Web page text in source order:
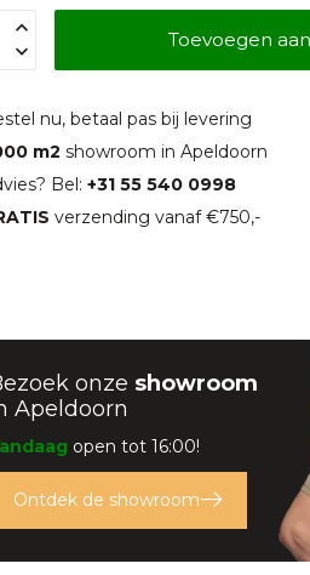
Toevoegen
nu, betaal pas bij levering
m2showroom in Apeldoorn
Bel:+31 55 540 0998
verzending vanaf €750,-
onze showroom
Apeldoorn
open tot 16:00!
Ontdek de showroom